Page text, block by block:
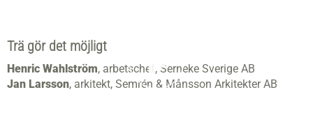
Trä gör det möjligt
Henric Wahlström, arbetschef, Serneke Sverige AB
Jan Larsson, arkitekt, Semrén & Månsson Arkitekter AB